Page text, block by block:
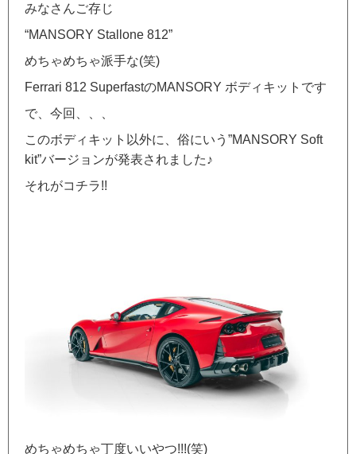
みなさんご存じ
“MANSORY Stallone 812”
めちゃめちゃ派手な(笑)
Ferrari 812 SuperfastのMANSORY ボディキットです
で、今回、、、
このボディキット以外に、俗にいう”MANSORY Soft
kit”バージョンが発表されました♪
それがコチラ!!
めちゃめちゃ丁度いいやつ!!!(笑)